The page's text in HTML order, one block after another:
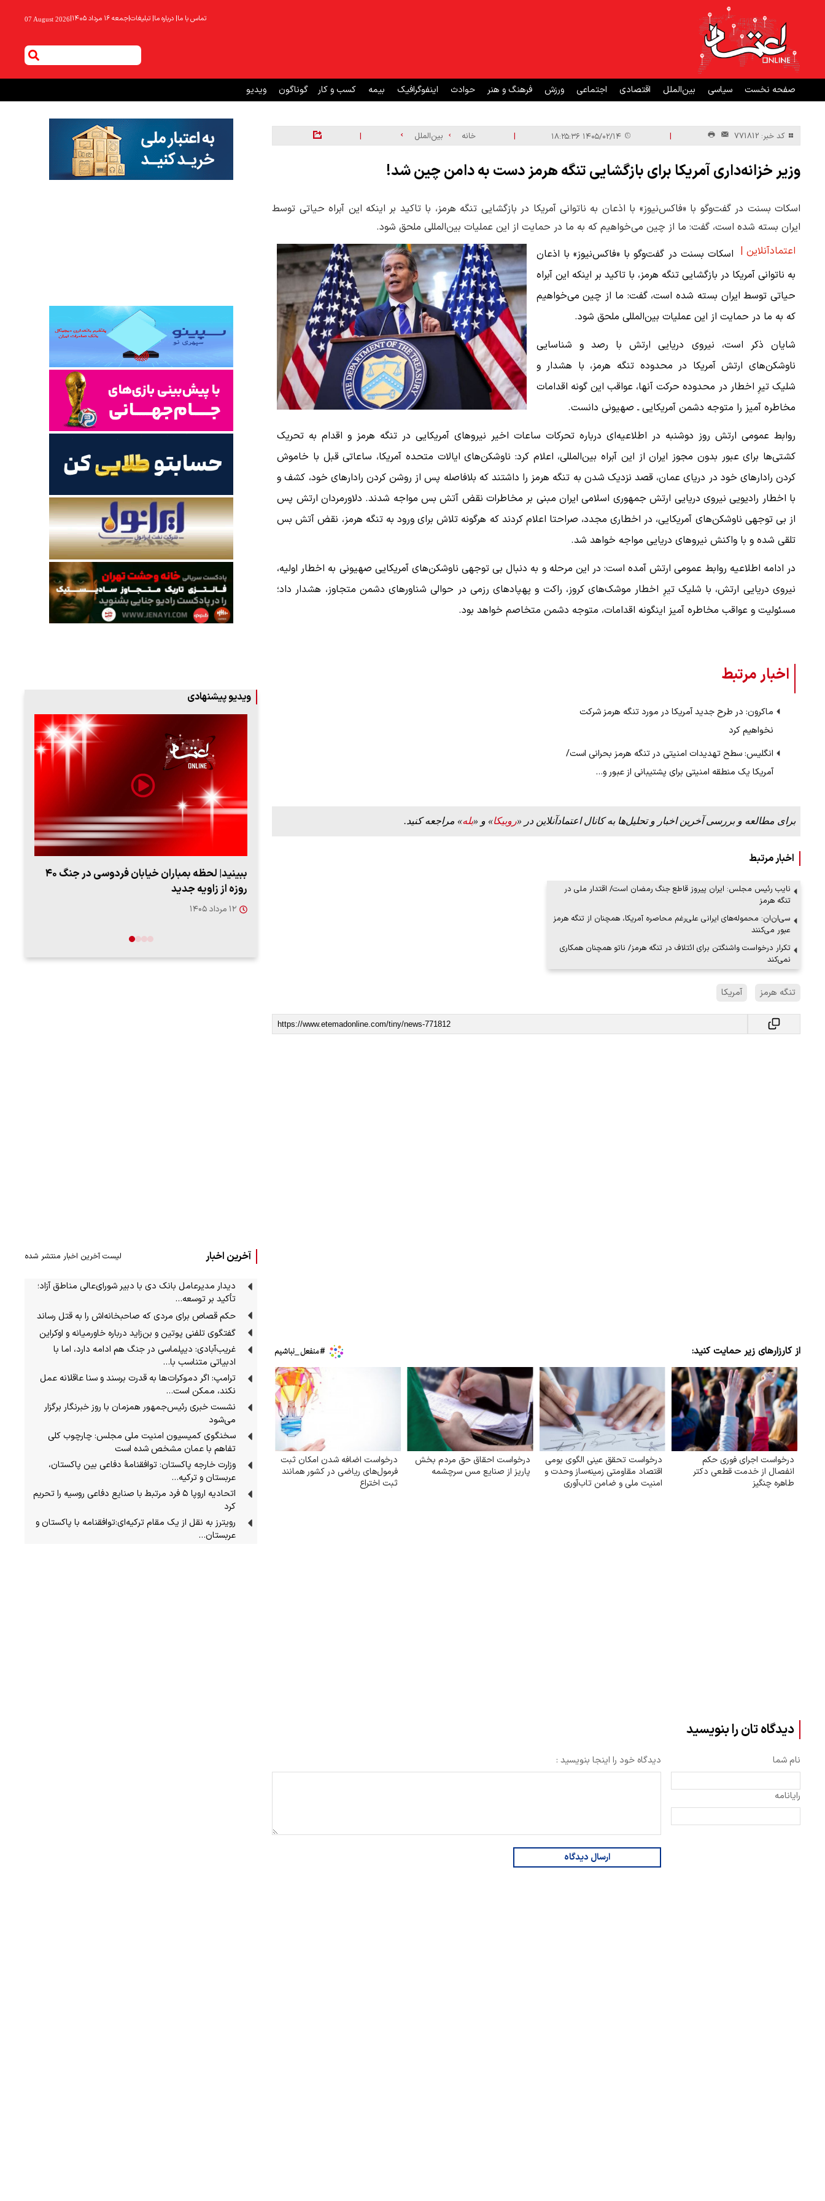
تماس با ما| درباره ما| تبلیغات|جمعه ۱۶ مرداد ۱۴۰۵ |
07 August 2026
صفحه نخست سیاسی بین‌الملل اقتصادی اجتماعی ورزش فرهنگ و هنر حوادث اینفوگرافیک بیمه کسب و کار گوناگون ویدیو
کد خبر: 771812 |
| خانه بین‌الملل |
وزیر خزانه‌داری آمریکا برای بازگشایی تنگه هرمز دست به دامن چین شد!
اسکات بسنت در گفت‌وگو با «فاکس‌نیوز» با اذعان به ناتوانی آمریکا در بازگشایی تنگه هرمز، با تاکید بر اینکه این آبراه حیاتی توسط
ایران بسته شده است، گفت: ما از چین می‌خواهیم که به ما در حمایت از این عملیات بین‌المللی ملحق شود.
اعتمادآنلاین | اسکات بسنت در گفت‌وگو با «فاکس‌نیوز» با اذعان
به ناتوانی آمریکا در بازگشایی تنگه هرمز، با تاکید بر اینکه این آبراه
حیاتی توسط ایران بسته شده است، گفت: ما از چین می‌خواهیم
که به ما در حمایت از این عملیات بین‌المللی ملحق شود.
شایان ذکر است، نیروی دریایی ارتش با رصد و شناسایی
ناوشکن‌های ارتش آمریکا در محدوده تنگه هرمز، با هشدار و
شلیک تیرِ اخطار در محدوده حرکت آنها، عواقب این گونه اقدامات
مخاطره آمیز را متوجه دشمن آمریکایی ـ صهیونی دانست.
روابط عمومی ارتش روز دوشنبه در اطلاعیه‌ای درباره تحرکات ساعات اخیر نیروهای آمریکایی در تنگه هرمز و اقدام به تحریک
کشتی‌ها برای عبور بدون مجوز ایران از این آبراه‌ بین‌المللی، اعلام کرد: ناوشکن‌های ایالات متحده آمریکا، ساعاتی قبل با خاموش
کردن رادارهای خود در دریای عمان، قصد نزدیک شدن به تنگه هرمز را داشتند که بلافاصله پس از روشن کردن رادارهای خود، کشف و
با اخطار رادیویی نیروی دریایی ارتش جمهوری اسلامی ایران مبنی بر مخاطرات نقض آتش بس مواجه شدند. دلاورمردان ارتش پس
از بی توجهی ناوشکن‌های آمریکایی، در اخطاری مجدد، صراحتا اعلام کردند که هرگونه تلاش برای ورود به تنگه هرمز، نقض آتش بس
تلقی شده و با واکنش نیروهای دریایی مواجه خواهد شد.
در ادامه اطلاعیه روابط عمومی ارتش آمده است: در این مرحله و به دنبال بی توجهی ناوشکن‌های آمریکایی صهیونی به اخطار اولیه،
نیروی دریایی ارتش، با شلیک تیرِ اخطار موشک‌های کروز، راکت و پهپادهای رزمی در حوالی شناورهای دشمن متجاوز، هشدار داد؛
مسئولیت و عواقب مخاطره آمیز اینگونه اقدامات، متوجه دشمن متخاصم خواهد بود.
اخبار مرتبط
ماکرون: در طرح جدید آمریکا در مورد تنگه هرمز شرکت
نخواهیم کرد
انگلیس: سطح تهدیدات امنیتی در تنگه هرمز بحرانی است/
آمریکا یک منطقه امنیتی برای پشتیبانی از عبور و…
برای مطالعه و بررسی آخرین اخبار و تحلیل‌ها به کانال اعتمادآنلاین در «روبیکا» و «بله» مراجعه کنید.
اخبار مرتبط
نایب رئیس مجلس: ایران پیروز قاطع جنگ رمضان است/ اقتدار ملی در
تنگه هرمز
سی‌ان‌ان: محموله‌های ایرانی علی‌رغم محاصره آمریکا، همچنان از تنگه هرمز
عبور می‌کنند
تکرار درخواست واشنگتن برای ائتلاف در تنگه هرمز/ ناتو همچنان همکاری
نمی‌کند
تنگه هرمز آمریکا
از کارزارهای زیر حمایت کنید:
درخواست اجرای فوری حکم
انفصال از خدمت قطعی دکتر
طاهره چنگیز
درخواست تحقق عینی الگوی بومی
اقتصاد مقاومتی زمینه‌ساز وحدت و
امنیت ملی و ضامن تاب‌آوری
درخواست احقاق حق مردم بخش
پاریز از صنایع مس سرچشمه
درخواست اضافه شدن امکان ثبت
فرمول‌های ریاضی در کشور همانند
ثبت اختراع
دیدگاه تان را بنویسید
نام شما
رایانامه
دیدگاه خود را اینجا بنویسید :
ارسال دیدگاه
ویدیو پیشنهادی
رهبری
ببینید| لحظه بمباران خیابان فردوسی در جنگ ۴۰
روزه از زاویه جدید
۱۲ مرداد ۱۴۰۵
آخرین اخبار لیست آخرین اخبار منتشر شده
دیدار مدیرعامل بانک دی با دبیر شورای‌عالی مناطق آزاد؛
تأکید بر توسعه…
حکم قصاص برای مردی که صاحبخانه‌اش را به قتل رساند
گفتگوی تلفنی پوتین و بن‌زاید درباره خاورمیانه و اوکراین
غریب‌آبادی: دیپلماسی در جنگ هم ادامه دارد، اما با
ادبیاتی متناسب با…
ترامپ: اگر دموکرات‌ها به قدرت برسند و سنا عاقلانه عمل
نکند، ممکن است…
نشست خبری رئیس‌جمهور همزمان با روز خبرنگار برگزار
می‌شود
سخنگوی کمیسیون امنیت ملی مجلس: چارچوب کلی
تفاهم با عمان مشخص شده است
وزارت خارجه پاکستان: توافقنامهٔ دفاعی بین پاکستان،
عربستان و ترکیه…
اتحادیه اروپا ۵ فرد مرتبط با صنایع دفاعی روسیه را تحریم
کرد
رویترز به نقل از یک مقام ترکیه‌ای:توافقنامه با پاکستان و
عربستان…